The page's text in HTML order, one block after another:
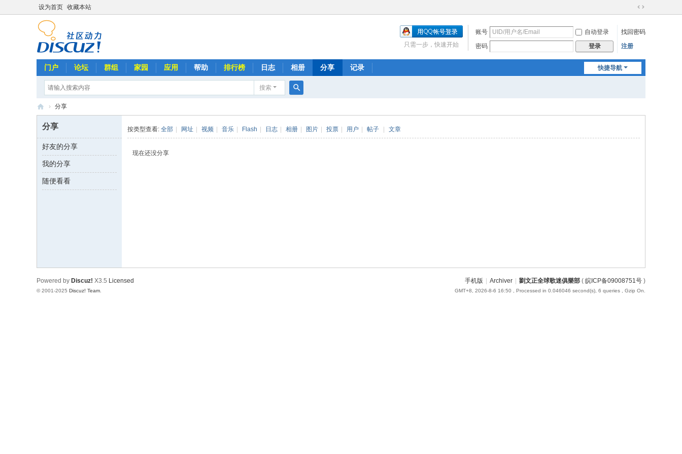
设为首页 收藏本站
切
到
账号 自动登录
找回密码
密码
登录 注册
只需一步，快速开始
快捷导航
门户 论坛 群组 家园 应用 帮助 排行榜 日志 相册 分享 记录
搜索
索
正
全
球
› 分享
分享
好友的分享
我的分享
随便看看
按类型查看: 全部 网址 视频 音乐 Flash 日志 相册 图片 投票 用户 帖子 文章
现在还没分享
手机版 Archiver 劉文正全球歌迷俱樂部 ( 皖ICP备09008751号 )
GMT+8, 2026-8-6 16:50 , Processed in 0.046046 second(s), 6 queries , Gzip On.
Powered by Discuz! X3.5 Licensed
© 2001-2025 Discuz! Team